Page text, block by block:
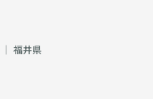
｜ 福井県